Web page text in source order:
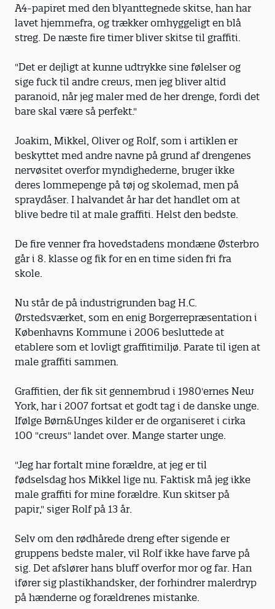
A4-papiret med den blyanttegnede skitse, han har
lavet hjemmefra, og trækker omhyggeligt en blå
streg. De næste fire timer bliver skitse til graffiti.
"Det er dejligt at kunne udtrykke sine følelser og
sige fuck til andre crews, men jeg bliver altid
paranoid, når jeg maler med de her drenge, fordi det
bare skal være så perfekt."
Joakim, Mikkel, Oliver og Rolf, som i artiklen er
beskyttet med andre navne på grund af drengenes
nervøsitet overfor myndighederne, bruger ikke
deres lommepenge på tøj og skolemad, men på
spraydåser. I halvandet år har det handlet om at
blive bedre til at male graffiti. Helst den bedste.
De fire venner fra hovedstadens mondæne Østerbro
går i 8. klasse og fik for en en time siden fri fra
skole.
Nu står de på industrigrunden bag H.C.
Ørstedsværket, som en enig Borgerrepræsentation i
Københavns Kommune i 2006 besluttede at
etablere som et lovligt graffitimiljø. Parate til igen at
male graffiti sammen.
Graffitien, der fik sit gennembrud i 1980'ernes New
York, har i 2007 fortsat et godt tag i de danske unge.
Ifølge Børn&Unges kilder er de organiseret i cirka
100 "crews" landet over. Mange starter unge.
"Jeg har fortalt mine forældre, at jeg er til
fødselsdag hos Mikkel lige nu. Faktisk må jeg ikke
male graffiti for mine forældre. Kun skitser på
papir," siger Rolf på 13 år.
Selv om den rødhårede dreng efter sigende er
gruppens bedste maler, vil Rolf ikke have farve på
sig. Det afslører hans bluff overfor mor og far. Han
ifører sig plastikhandsker, der forhindrer malerdryp
på hænderne og forældrenes mistanke.